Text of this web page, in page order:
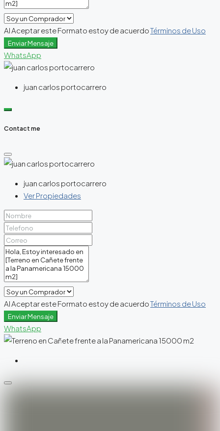
Al Aceptar este Formato estoy de acuerdoTérminos de Uso
Enviar Mensaje
WhatsApp
juan carlos portocarrero
Contact me
juan carlos portocarrero
Ver Propiedades
Al Aceptar este Formato estoy de acuerdoTérminos de Uso
Enviar Mensaje
WhatsApp